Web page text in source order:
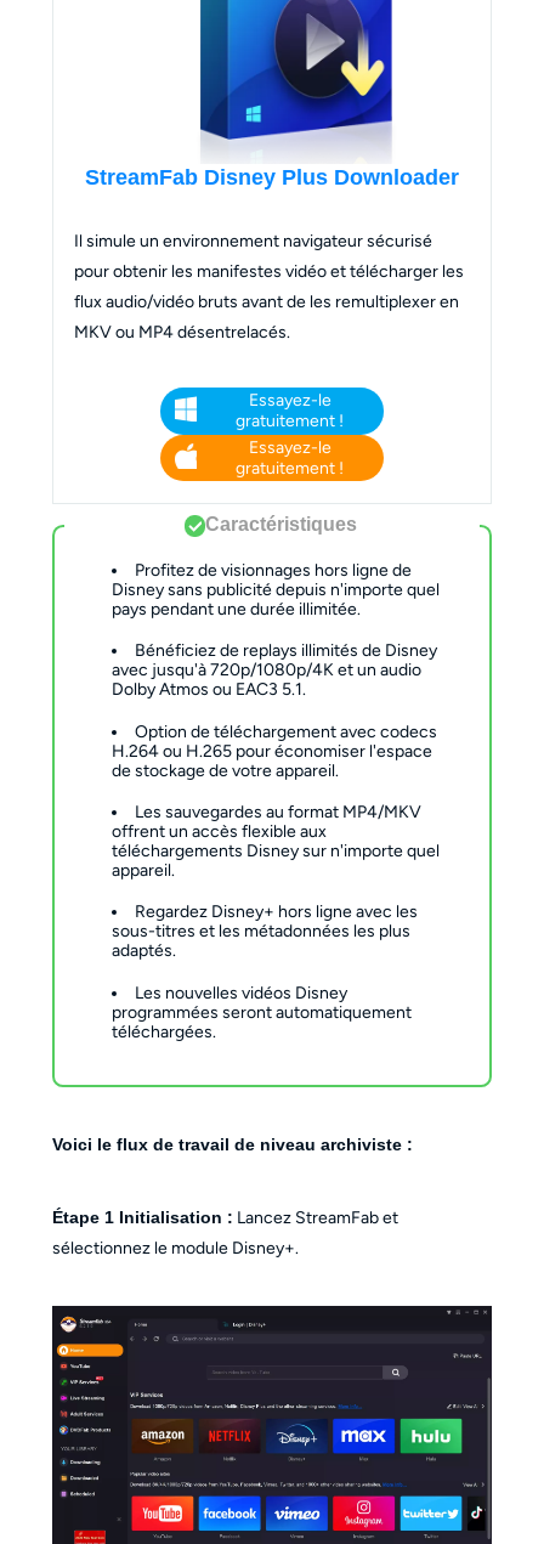
StreamFab Disney Plus Downloader
Il simule un environnement navigateur sécurisé
pour obtenir les manifestes vidéo et télécharger les
flux audio/vidéo bruts avant de les remultiplexer en
MKV ou MP4 désentrelacés.
Essayez-le
gratuitement !
Essayez-le
gratuitement !
Caractéristiques
Profitez de visionnages hors ligne de
Disney sans publicité depuis n'importe quel
pays pendant une durée illimitée.
Bénéficiez de replays illimités de Disney
avec jusqu'à 720p/1080p/4K et un audio
Dolby Atmos ou EAC3 5.1.
Option de téléchargement avec codecs
H.264 ou H.265 pour économiser l'espace
de stockage de votre appareil.
Les sauvegardes au format MP4/MKV
offrent un accès flexible aux
téléchargements Disney sur n'importe quel
appareil.
Regardez Disney+ hors ligne avec les
sous-titres et les métadonnées les plus
adaptés.
Les nouvelles vidéos Disney
programmées seront automatiquement
téléchargées.
Voici le flux de travail de niveau archiviste :
Étape 1 Initialisation : Lancez StreamFab et
sélectionnez le module Disney+.